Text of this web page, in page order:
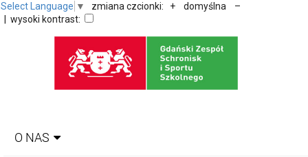
Select Language ▼ zmiana czcionki: + domyślna
–
| wysoki kontrast:
O NAS